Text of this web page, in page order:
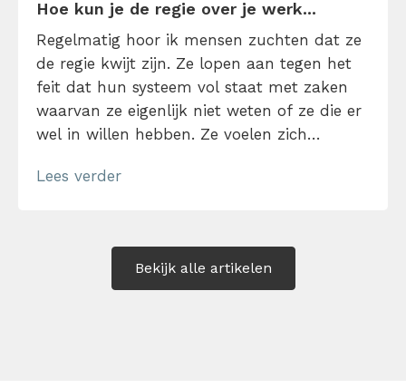
Hoe kun je de regie over je werk...
Regelmatig hoor ik mensen zuchten dat ze
de regie kwijt zijn. Ze lopen aan tegen het
feit dat hun systeem vol staat met zaken
waarvan ze eigenlijk niet weten of ze die er
wel in willen hebben. Ze voelen zich
aan het einde van de week hebben ze het
Lees verder
Bekijk alle artikelen